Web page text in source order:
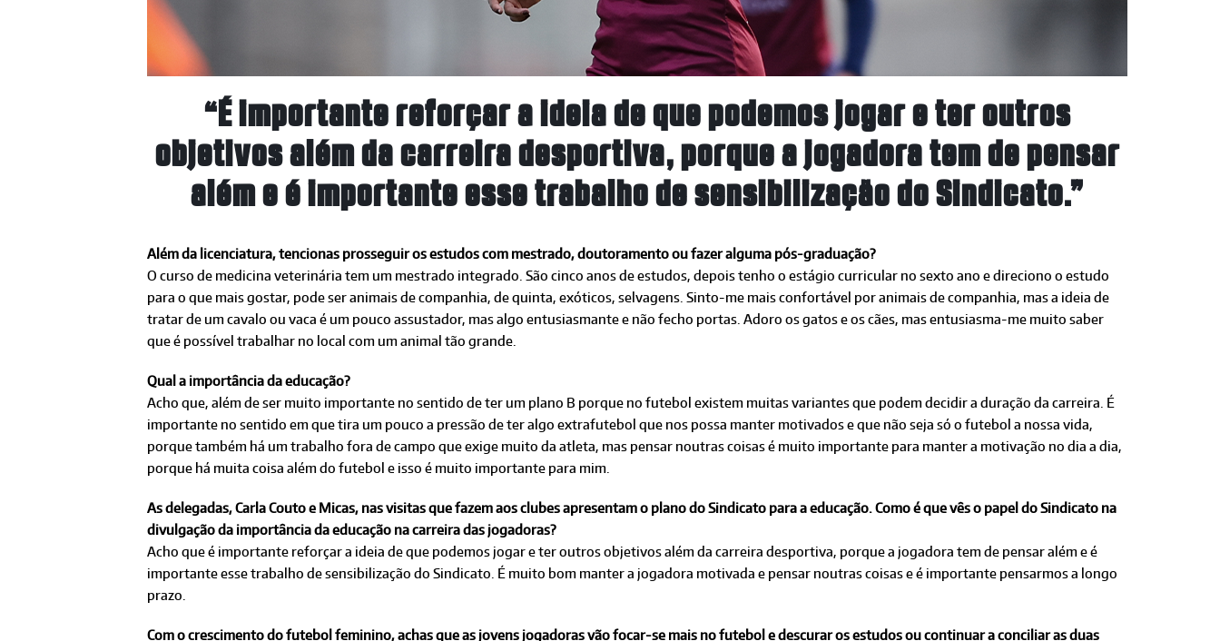
“É importante reforçar a ideia de que podemos jogar e ter outros
objetivos além da carreira desportiva, porque a jogadora tem de pensar
além e é importante esse trabalho de sensibilização do Sindicato.”
Além da licenciatura, tencionas prosseguir os estudos com mestrado, doutoramento ou fazer alguma pós-graduação?
O curso de medicina veterinária tem um mestrado integrado. São cinco anos de estudos, depois tenho o estágio curricular no sexto ano e direciono o estudo
para o que mais gostar, pode ser animais de companhia, de quinta, exóticos, selvagens. Sinto-me mais confortável por animais de companhia, mas a ideia de
tratar de um cavalo ou vaca é um pouco assustador, mas algo entusiasmante e não fecho portas. Adoro os gatos e os cães, mas entusiasma-me muito saber
que é possível trabalhar no local com um animal tão grande.
Qual a importância da educação?
Acho que, além de ser muito importante no sentido de ter um plano B porque no futebol existem muitas variantes que podem decidir a duração da carreira. É
importante no sentido em que tira um pouco a pressão de ter algo extrafutebol que nos possa manter motivados e que não seja só o futebol a nossa vida,
porque também há um trabalho fora de campo que exige muito da atleta, mas pensar noutras coisas é muito importante para manter a motivação no dia a dia,
porque há muita coisa além do futebol e isso é muito importante para mim.
As delegadas, Carla Couto e Micas, nas visitas que fazem aos clubes apresentam o plano do Sindicato para a educação. Como é que vês o papel do Sindicato na
divulgação da importância da educação na carreira das jogadoras?
Acho que é importante reforçar a ideia de que podemos jogar e ter outros objetivos além da carreira desportiva, porque a jogadora tem de pensar além e é
importante esse trabalho de sensibilização do Sindicato. É muito bom manter a jogadora motivada e pensar noutras coisas e é importante pensarmos a longo
prazo.
Com o crescimento do futebol feminino, achas que as jovens jogadoras vão focar-se mais no futebol e descurar os estudos ou continuar a conciliar as duas